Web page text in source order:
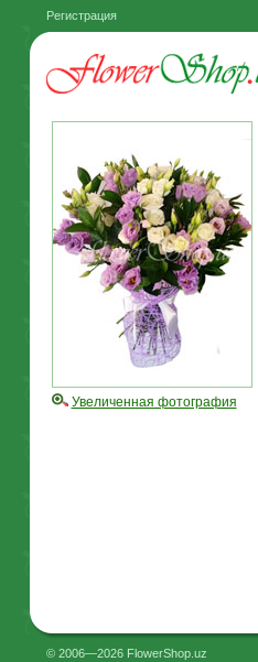
Регистрация
Увеличенная фотография
© 2006—2026 FlowerShop.uz